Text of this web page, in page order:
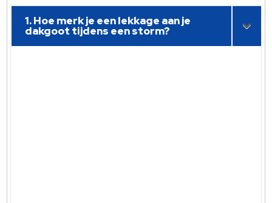
1. Hoe merk je een lekkage aan je
dakgoot tijdens een storm?